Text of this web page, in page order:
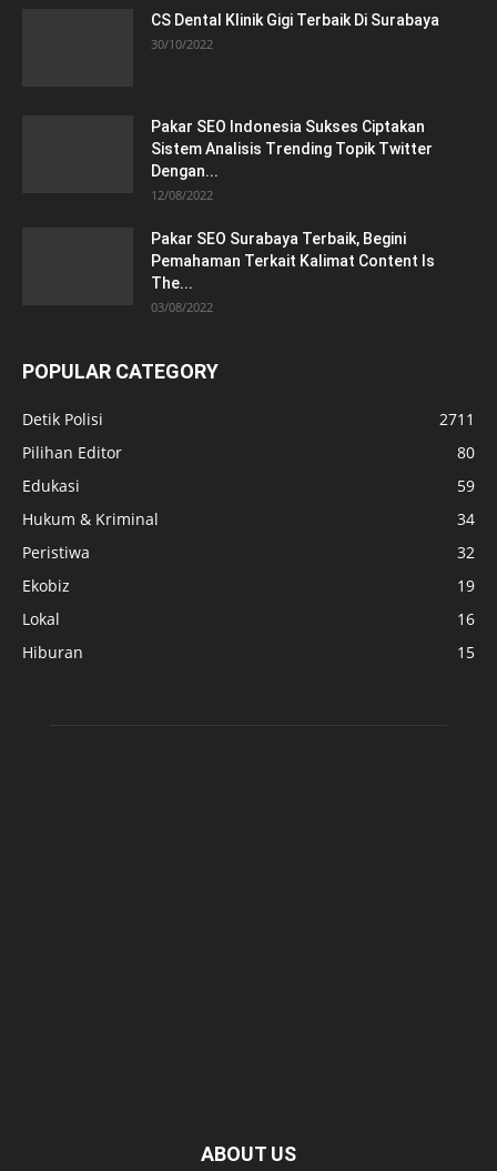
CS Dental Klinik Gigi Terbaik Di Surabaya
30/10/2022
Pakar SEO Indonesia Sukses Ciptakan
Sistem Analisis Trending Topik Twitter
Dengan...
12/08/2022
Pakar SEO Surabaya Terbaik, Begini
Pemahaman Terkait Kalimat Content Is
The...
03/08/2022
POPULAR CATEGORY
Detik Polisi
2711
Pilihan Editor
80
Edukasi
59
Hukum & Kriminal
34
Peristiwa
32
Ekobiz
19
Lokal
16
Hiburan
15
ABOUT US